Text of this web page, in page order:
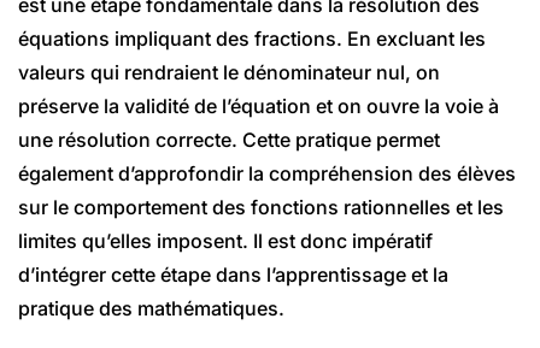
équations impliquant des fractions. En excluant les
valeurs qui rendraient le dénominateur nul, on
préserve la validité de l’équation et on ouvre la voie à
une résolution correcte. Cette pratique permet
également d’approfondir la compréhension des élèves
sur le comportement des fonctions rationnelles et les
limites qu’elles imposent. Il est donc impératif
d’intégrer cette étape dans l’apprentissage et la
pratique des mathématiques.